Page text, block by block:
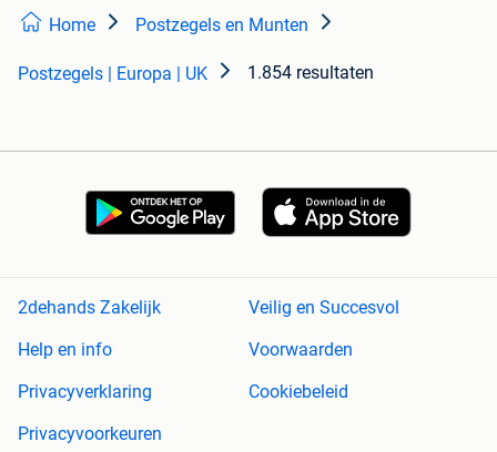
Home Postzegels en Munten
Postzegels | Europa | UK 1.854 resultaten
2dehands Zakelijk
Veilig en Succesvol
Help en info
Voorwaarden
Privacyverklaring
Cookiebeleid
Privacyvoorkeuren